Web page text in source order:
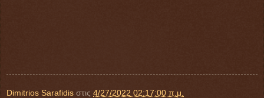
Dimitrios Sarafidis στις 4/27/2022 02:17:00 π.μ.